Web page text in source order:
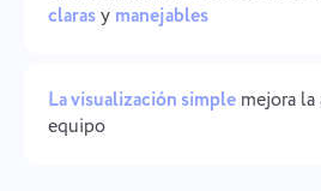
clarasy manejables
La visualización simple mejora
equipo